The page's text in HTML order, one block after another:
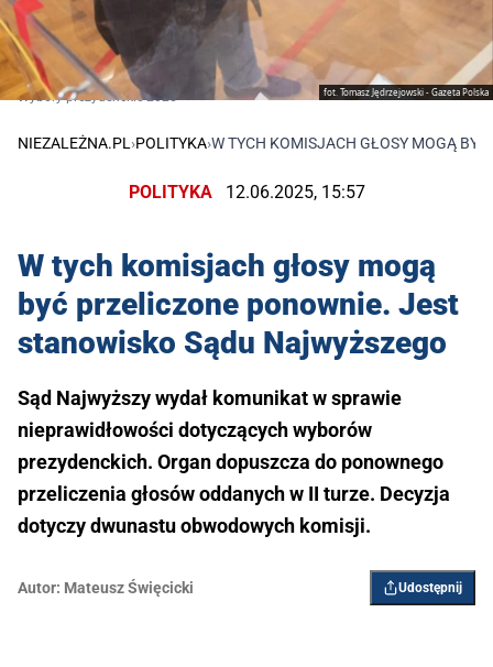
fot. Tomasz Jędrzejowski - Gazeta Polska
Wybory prezydenckie 2025
NIEZALEŻNA.PL ›POLITYKA›W TYCH KOMISJACH GŁOSY MOGĄ
POLITYKA 12.06.2025, 15:57
W tych komisjach głosy mogą
być przeliczone ponownie. Jest
stanowisko Sądu Najwyższego
Sąd Najwyższy wydał komunikat w sprawie
nieprawidłowości dotyczących wyborów
prezydenckich. Organ dopuszcza do ponownego
przeliczenia głosów oddanych w II turze. Decyzja
dotyczy dwunastu obwodowych komisji.
Autor: Mateusz Święcicki Udostępnij